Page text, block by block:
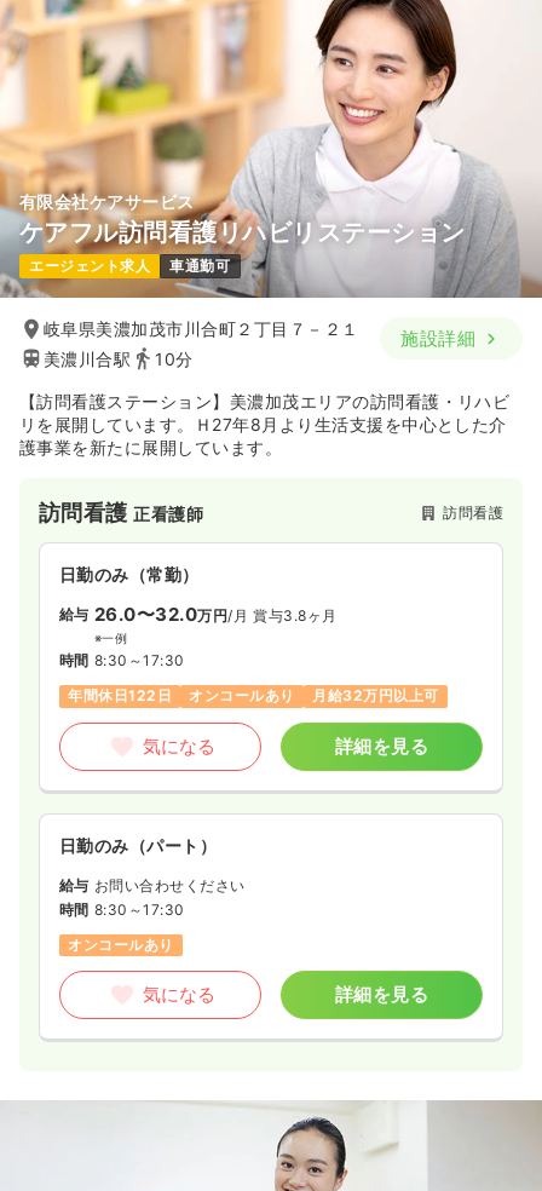
有限会社ケアサービス
ケアフル訪問看護リハビリステーション
エージェント求人 車通勤可
岐阜県美濃加茂市川合町２丁目７－２１
美濃川合駅
10分
施設詳細
【訪問看護ステーション】美濃加茂エリアの訪問看護・リハビ
リを展開しています。Ｈ27年8月より生活支援を中心とした介
護事業を新たに展開しています。
訪問看護正看護師 訪問看護
日勤のみ（常勤）
給与 26.0〜32.0万円/月 賞与3.8ヶ月
※一例
時間 8:30～17:30
年間休日122日
オンコールあり 月給32万円以上可
気になる 詳細を見る
日勤のみ（パート）
給与 お問い合わせください
時間 8:30～17:30
オンコールあり
気になる 詳細を見る